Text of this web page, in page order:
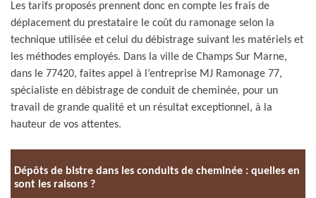
Les tarifs proposés prennent donc en compte les frais de
déplacement du prestataire le coût du ramonage selon la
technique utilisée et celui du débistrage suivant les matériels et
les méthodes employés. Dans la ville de Champs Sur Marne,
dans le 77420, faites appel à l’entreprise MJ Ramonage 77,
spécialiste en débistrage de conduit de cheminée, pour un
travail de grande qualité et un résultat exceptionnel, à la
hauteur de vos attentes.
Dépôts de bistre dans les conduits de cheminée : quelles en
sont les raisons ?